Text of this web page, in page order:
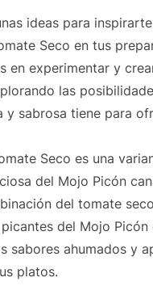
ideas para
Seco en tus
en experimentar y
las
y sabrosa tiene para
Seco es una
del Mojo Picón
del tomate
del Mojo Picón
sabores ahumados y
platos.